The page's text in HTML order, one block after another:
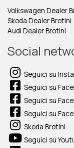
Volkswagen Dealer
Skoda Dealer Brotini
Audi Dealer Brotini
Social
Seguici su
Seguici su
Seguici su
Seguici su
Skoda Brotini
Seguici su